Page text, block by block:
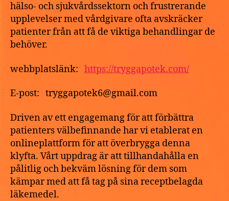
hälso- och sjukvårdssektorn och frustrerande
upplevelser med vårdgivare ofta avskräcker
patienter från att få de viktiga behandlingar de
behöver.
webbplatslänk: https://tryggapotek.com/
E-post: tryggapotek6@gmail.com
Driven av ett engagemang för att förbättra
patienters välbefinnande har vi etablerat en
onlineplattform för att överbrygga denna
klyfta. Vårt uppdrag är att tillhandahålla en
pålitlig och bekväm lösning för dem som
kämpar med att få tag på sina receptbelagda
läkemedel.